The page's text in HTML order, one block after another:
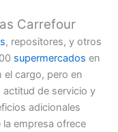
Carrefour
, repositores, y otros
supermercados en
el cargo, pero en
actitud de servicio y
adicionales
empresa ofrece